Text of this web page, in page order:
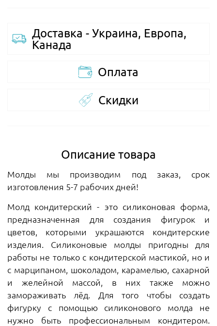
Доставка - Украина, Европа,
Канада
Оплата
Скидки
Описание товара
Молды мы производим под заказ, срок
изготовления 5-7 рабочих дней!
Молд кондитерский - это силиконовая форма,
предназначенная для создания фигурок и
цветов, которыми украшаются кондитерские
изделия. Силиконовые молды пригодны для
работы не только с кондитерской мастикой, но и
с марципаном, шоколадом, карамелью, сахарной
и желейной массой, в них также можно
замораживать лёд. Для того чтобы создать
фигурку с помощью силиконового молда не
нужно быть профессиональным кондитером.